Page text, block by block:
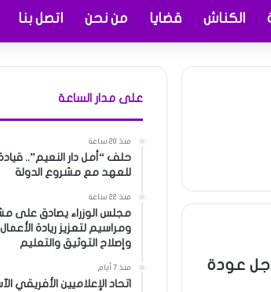
الكناش قضايا من نحن اتصل بنا
عودة
على مدار الساعة
منذ 20 ساعة
حلف “أمل دار النعيم”..
للعهد مع مشروع الدولة
منذ 22 ساعة
مجلس الوزراء يصادق على
ومراسيم لتعزيز ريادة
وإصلاح التوثيق والتعليم
منذ 7 أيام
اتحاد الإعلاميين الأفريقي